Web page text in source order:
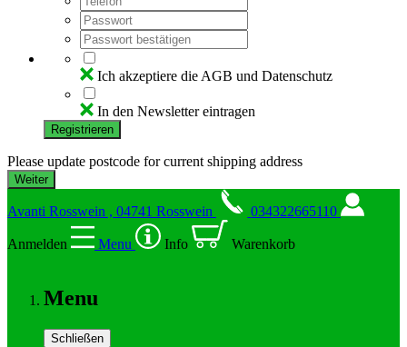
Ich akzeptiere die AGB und Datenschutz
In den Newsletter eintragen
Registrieren
Please update postcode for current shipping address
Avanti Rosswein , 04741 Rosswein 034322665110
Anmelden Menu Info Warenkorb
Menu
Schließen